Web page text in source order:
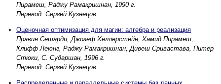
Пирамеш, Раджу Рамакришнан, 1990 г.
Перевод: Сергей Кузнецов
Оценочная оптимизация для магии: алгебра и реализация
Правин Сешарди, Джозеф Хеллерстейн, Хамид Пирамеш,
Клифф Леюнг, Раджу Рамакришнан, Дивеш Сривастава, Питер
Стюки, С. Сударшан, 1996 г.
Перевод: Сергей Кузнецов